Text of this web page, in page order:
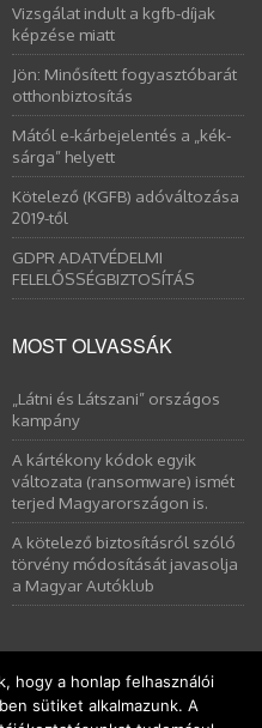
Vizsgálat indult a kgfb-díjak
képzése miatt
Jön: Minősített fogyasztóbarát
otthonbiztosítás
Mától e-kárbejelentés a „kék-
sárga” helyett
Kötelező (KGFB) adóváltozása
2019-től
GDPR ADATVÉDELMI
FELELŐSSÉGBIZTOSÍTÁS
MOST OLVASSÁK
„Látni és Látszani” országos
kampány
A kártékony kódok egyik
változata (ransomware) ismét
terjed Magyarországon is.
A kötelező biztosításról szóló
törvény módosítását javasolja
a Magyar Autóklub
hogy a honlap felhasználói
sütiket alkalmazunk. A
törvények értelmében